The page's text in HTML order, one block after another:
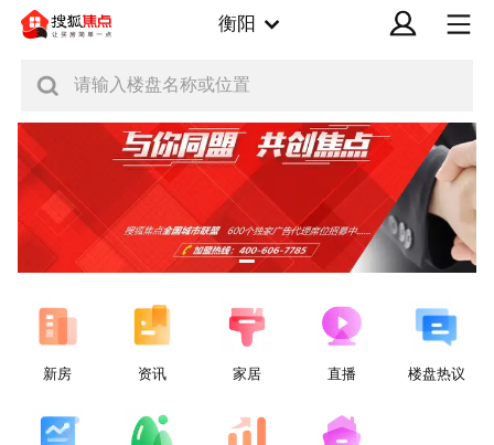
衡阳
请输入楼盘名称或位置
新房 资讯 家居 直播 楼盘热议